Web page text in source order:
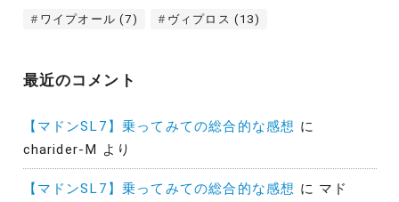
ワイプオール (7) ヴィプロス (13)
最近のコメント
【マドンSL7】乗ってみての総合的な感想 に
charider-M より
【マドンSL7】乗ってみての総合的な感想 に マド